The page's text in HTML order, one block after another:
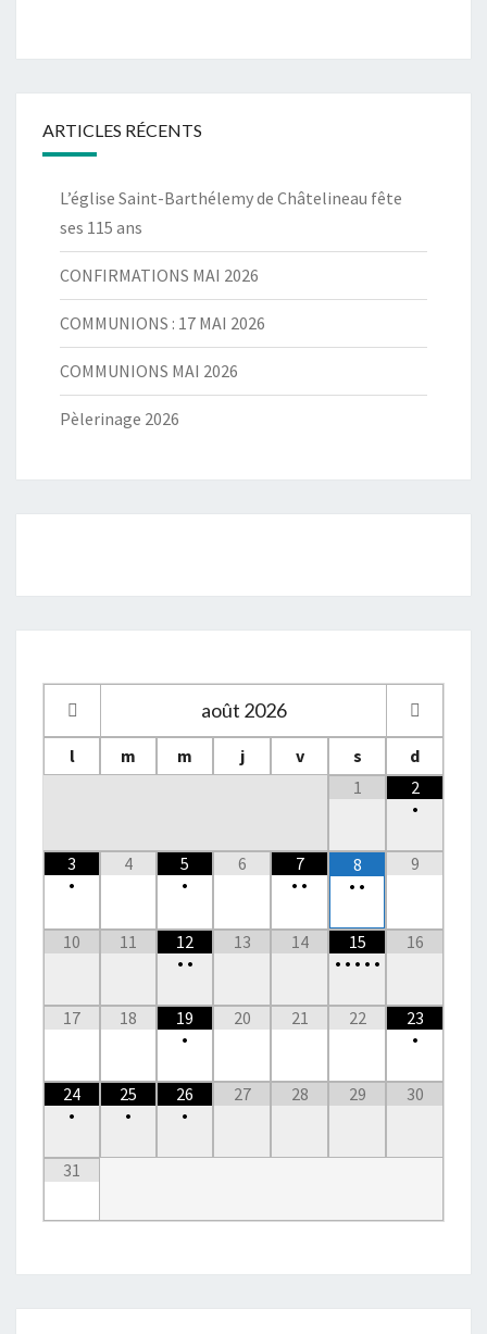
ARTICLES RÉCENTS
L’église Saint-Barthélemy de Châtelineau fête
ses 115 ans
CONFIRMATIONS MAI 2026
COMMUNIONS : 17 MAI 2026
COMMUNIONS MAI 2026
Pèlerinage 2026
août 2026
l m m j v s
d
1
2
•
3
•
4
5
•
6
7
• •
8
• •
9
10 11
12
• •
13 14
15
• • • • •
16
17 18
19
•
20 21 22
23
•
24
•
25
•
26
•
27 28 29 30
31